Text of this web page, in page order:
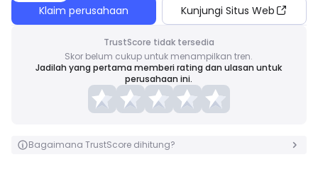
Klaim perusahaan Kunjungi Situs Web
TrustScore tidak tersedia
Skor belum cukup untuk menampilkan tren.
Jadilah yang pertama memberi rating dan ulasan untuk
perusahaan ini.
Bagaimana TrustScore dihitung?